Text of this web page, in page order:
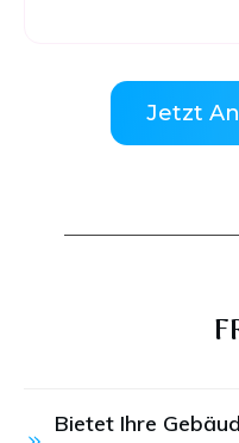
Jetzt
Bietet Ihre